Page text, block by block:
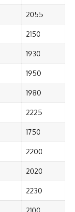
2055
2150
1930
1950
1980
2225
1750
2200
2020
2230
2100